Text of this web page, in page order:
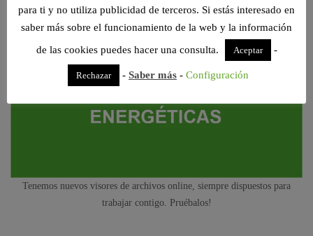
Tenemos nuevos visores de archivos online, siempre dispuestos para
trabajar contigo. Pruébalos!
para ti y no utiliza publicidad de terceros. Si estás interesado en
saber más sobre el funcionamiento de la web y la información
de las cookies puedes hacer una consulta.
Aceptar -
Rechazar - Saber más - Configuración